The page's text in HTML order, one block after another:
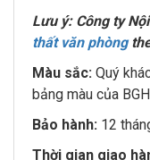
Lưu ý: Công ty
thất văn phòng
Màu sắc: Quý
bảng màu của
Bảo hành: 12
Thời gian giao